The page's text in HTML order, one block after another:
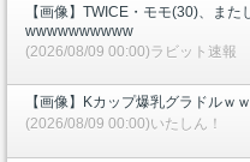
【画像】TWICE・モモ(30)、ま
wwwwwwwwww
(2026/08/09 00:00)ラビット速報
【画像】Kカップ爆乳グラドルｗ
(2026/08/09 00:00)いたしん！